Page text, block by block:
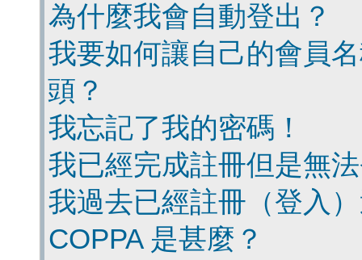
為什麼我會自動登出？
我要如何讓自己的會員
頭？
我忘記了我的密碼！
我已經完成註冊但是無
我過去已經註冊（登入
COPPA 是甚麼？